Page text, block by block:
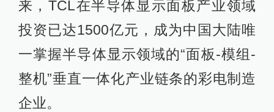
来，TCL在半导体显示面板产业领域
投资已达1500亿元，成为中国大陆唯
一掌握半导体显示领域的“面板-模组-
整机”垂直一体化产业链条的彩电制造
企业。